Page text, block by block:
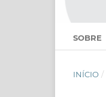
SOBRE
INÍCIO /